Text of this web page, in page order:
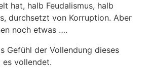
hat, halb Feudalismus, halb
durchsetzt von Korruption. Aber
noch etwas ….
Gefühl der Vollendung dieses
vollendet.